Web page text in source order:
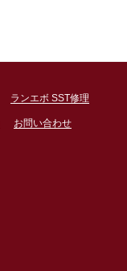
ランエボ SST修理
お問い合わせ